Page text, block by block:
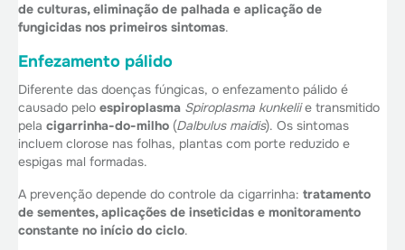
de culturas, eliminação de palhada e aplicação de
fungicidas nos primeiros sintomas.
Enfezamento pálido
Diferente das doenças fúngicas, o enfezamento pálido é
causado pelo espiroplasma Spiroplasma kunkeliie transmitido
pela cigarrinha-do-milho (Dalbulus maidis). Os sintomas
incluem clorose nas folhas, plantas com porte reduzido e
espigas mal formadas.
A prevenção depende do controle da cigarrinha: tratamento
de sementes, aplicações de inseticidas e monitoramento
constante no início do ciclo.